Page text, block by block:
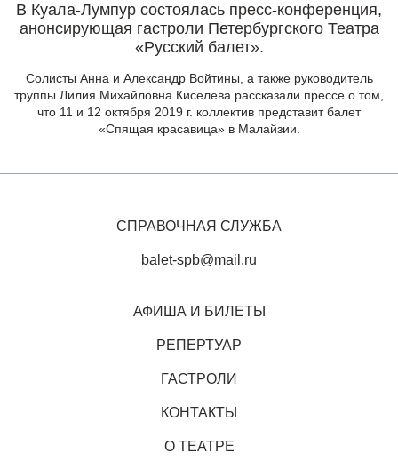
В Куала-Лумпур состоялась пресс-конференция,
анонсирующая гастроли Петербургского Театра
«Русский балет».
Солисты Анна и Александр Войтины, а также руководитель
труппы Лилия Михайловна Киселева рассказали прессе о том,
что 11 и 12 октября 2019 г. коллектив представит балет
«Спящая красавица» в Малайзии.
АФИША И БИЛЕТЫ
РЕПЕРТУАР
ГАСТРОЛИ
КОНТАКТЫ
О ТЕАТРЕ
СПРАВОЧНАЯ СЛУЖБА
balet-spb@mail.ru